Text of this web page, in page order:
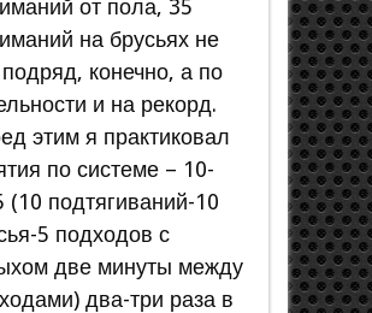
от пола, 35
на брусьях не
конечно, а по
и на рекорд.
этим я практиковал
по системе – 10-
(10 подтягиваний-10
5 подходов с
две минуты между
два-три раза в